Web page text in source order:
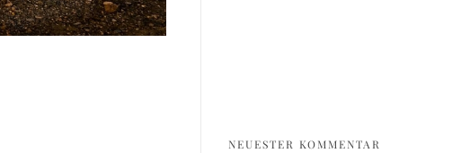
NEUESTER KOMMENTAR